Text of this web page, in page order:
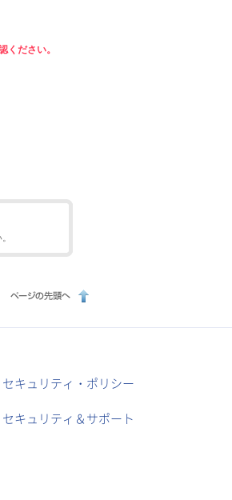
ください。
セキュリティ・ポリシー
セキュリティ＆サポート